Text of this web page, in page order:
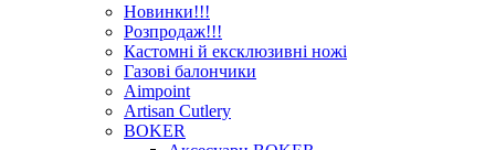
Новинки!!!
Розпродаж!!!
Кастомні й ексклюзивні ножі
Газові балончики
Aimpoint
Artisan Cutlery
BOKER